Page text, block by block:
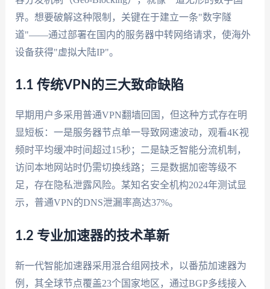
界。想要破解这种限制，关键在于建立一条"数字隧
道"——通过部署在国内的服务器中转网络请求，使海外
设备获得"虚拟大陆IP"。
1.1 传统VPN的三大致命缺陷
早期用户多采用普通VPN翻墙回国，但这种方式存在明
显短板：一是服务器节点单一导致网速波动，观看4K视
频时平均缓冲时间超过15秒；二是缺乏智能分流机制，
访问本地网站时仍需切换线路；三是数据加密等级不
足，存在隐私泄露风险。某知名安全机构2024年测试显
示，普通VPN的DNS泄漏率高达37%。
1.2 专业加速器的技术革新
新一代智能加速器采用混合组网技术，以番茄加速器为
例，其全球节点覆盖23个国家地区，通过BGP多线接入